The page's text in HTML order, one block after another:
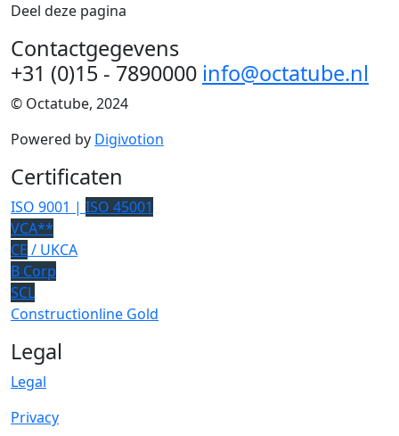
Deel deze pagina
Contactgegevens
+31 (0)15 - 7890000 info@octatube.nl
© Octatube, 2024
Powered by Digivotion
Certificaten
ISO 9001 | ISO 45001
VCA**
CE / UKCA
B Corp
SCL
Constructionline Gold
Legal
Legal
Privacy